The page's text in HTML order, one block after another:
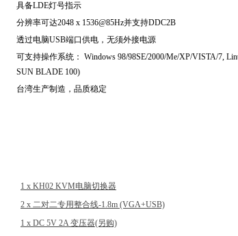
具备LDE灯号指示
分辨率可达2048 x 1536@85Hz并支持DDC2B
透过电脑USB端口供电，无须外接电源
可支持操作系统： Windows 98/98SE/2000/Me/XP/VISTA/7,
SUN BLADE 100)
台湾生产制造，品质稳定
1 x KH02 KVM电脑切换器
2 x 二对二专用整合线-1.8m (VGA+USB)
1 x DC 5V 2A 变压器(另购)